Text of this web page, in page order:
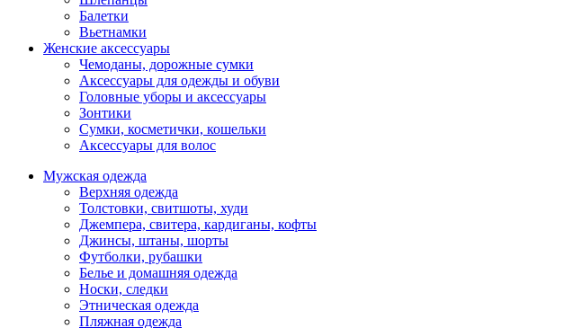
Балетки
Вьетнамки
Женские аксессуары
Чемоданы, дорожные сумки
Аксессуары для одежды и обуви
Головные уборы и аксессуары
Зонтики
Сумки, косметички, кошельки
Аксессуары для волос
Мужская одежда
Верхняя одежда
Толстовки, свитшоты, худи
Джемпера, свитера, кардиганы, кофты
Джинсы, штаны, шорты
Футболки, рубашки
Белье и домашняя одежда
Носки, следки
Этническая одежда
Пляжная одежда